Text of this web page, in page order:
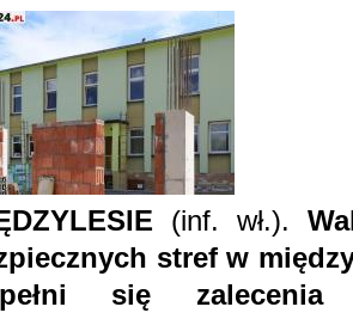
(inf. wł.).
stref w
się zalecenia